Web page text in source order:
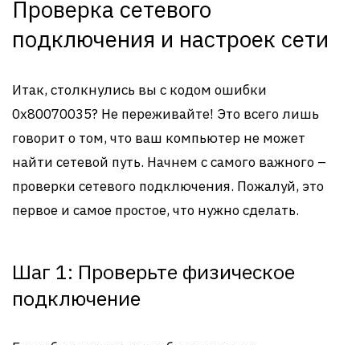
Проверка сетевого
подключения и настроек сети
Итак, столкнулись вы с кодом ошибки
0x80070035? Не переживайте! Это всего лишь
говорит о том, что ваш компьютер не может
найти сетевой путь. Начнем с самого важного –
проверки сетевого подключения. Пожалуй, это
первое и самое простое, что нужно сделать.
Шаг 1: Проверьте физическое
подключение